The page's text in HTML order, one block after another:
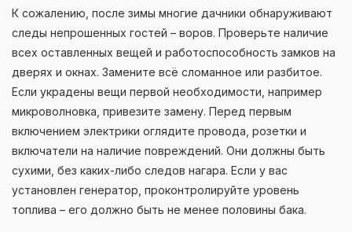
К сожалению, после зимы многие дачники обнаруживают
следы непрошенных гостей – воров. Проверьте наличие
всех оставленных вещей и работоспособность замков на
дверях и окнах. Замените всё сломанное или разбитое.
Если украдены вещи первой необходимости, например
микроволновка, привезите замену. Перед первым
включением электрики оглядите провода, розетки и
включатели на наличие повреждений. Они должны быть
сухими, без каких-либо следов нагара. Если у вас
установлен генератор, проконтролируйте уровень
топлива – его должно быть не менее половины бака.